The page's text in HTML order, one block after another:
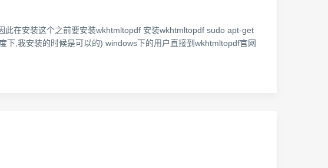
在安装这个之前要安装wkhtmltopdf 安装wkhtmltopdf sudo apt-get
,我安装的时候是可以的) windows下的用户直接到wkhtmltopdf官网